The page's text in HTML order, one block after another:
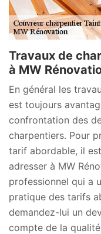
Travaux de
à MW
En général les
est toujours
confrontation des
charpentiers. Pour
tarif abordable, il
adresser à MW
professionnel qui a
pratique des tarifs
demandez-lui un
compte de la